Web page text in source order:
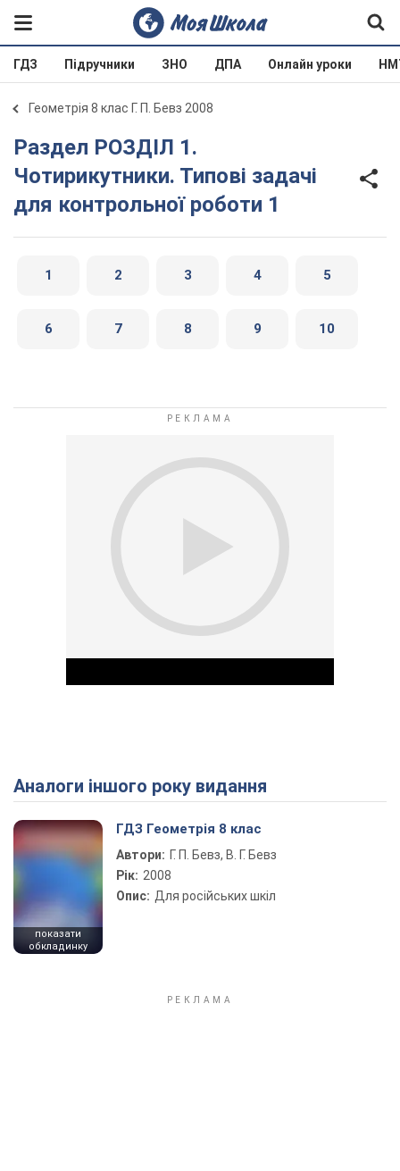
ГДЗ Підручники ЗНО ДПА Онлайн уроки
Геометрія 8 клас Г. П. Бевз 2008
Раздел РОЗДІЛ 1.
Чотирикутники. Типові задачі
для контрольної роботи 1
1 2 3 4 5
6 7 8 9 10
Play Video
Аналоги іншого року видання
показати
обкладинку
ГДЗ Геометрія 8 клас
Автори: Г. П. Бевз, В. Г. Бевз
Рік: 2008
Опис: Для російських шкіл